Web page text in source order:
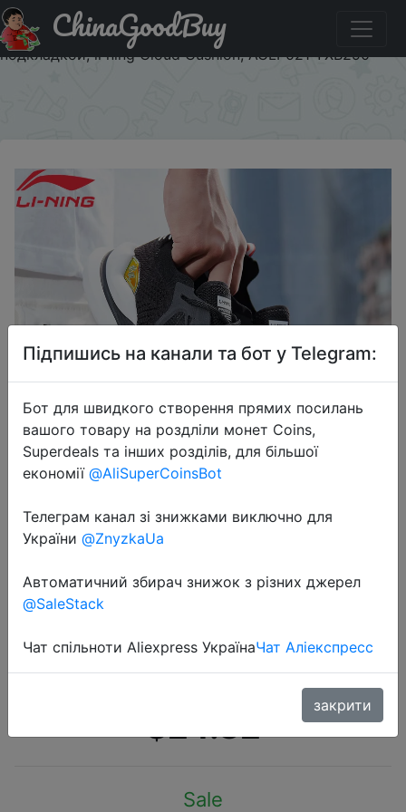
Придбати Li Ning/Мужская зимняя обувь для отдыха и
образа жизни; Спортивная обувь с мягкой дышащей
подкладкой; li ning Cloud Cushion; AGLP021 YXB290
ChinaGoodBuy
2020-09-25
отдыха и образа жизни;
Спортивная обувь с мягкой
Cushion; AGLP021 YXB290
$24.82
Sale
Підпишись на канали та бот у Telegram:
Бот для швидкого створення прямих посилань
вашого товару на роздліли монет Coins,
Superdeals та інших розділів, для більшої
економії @AliSuperCoinsBot
Телеграм канал зі знижками виключно для
України @ZnyzkaUa
Автоматичний збирач знижок з різних джерел
@SaleStack
Чат спільноти Aliexpress УкраїнаЧат Аліекспресс
закрити